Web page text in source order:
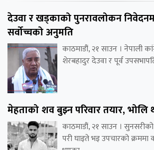
देउवा र खड्काको पुनरावलोकन
सर्वोच्चको अनुमति
काठमाडौं, २१ साउन । नेपाली
शेरबहादुर देउवा र पूर्व
मेहताको शव बुझ्न परिवार तयार, भोलि
काठमाडौं, २१ साउन ।
परी घाइते भइ उपचारको क्रममा